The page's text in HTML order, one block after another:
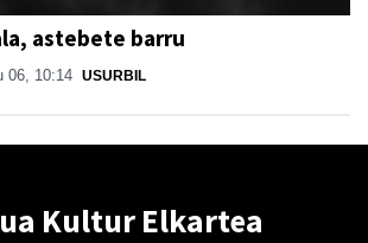
astebete barru
06, 10:14 USURBIL
Kultur Elkartea